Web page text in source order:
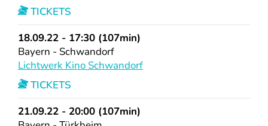
TICKETS
18.09.22 - 17:30 (107min)
Bayern - Schwandorf
Lichtwerk Kino Schwandorf
TICKETS
21.09.22 - 20:00 (107min)